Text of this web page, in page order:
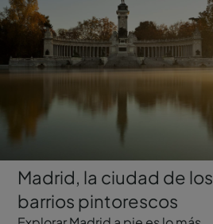
Madrid, la ciudad de los
barrios pintorescos